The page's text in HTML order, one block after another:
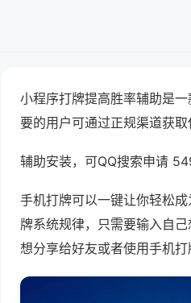
小程序打牌提高胜率辅助是
要的用户可通过正规渠道获取
辅助安装，可QQ搜索申请
手机打牌可以一键让你轻松
牌系统规律，只需要输入自
想分享给好友或者使用手机打